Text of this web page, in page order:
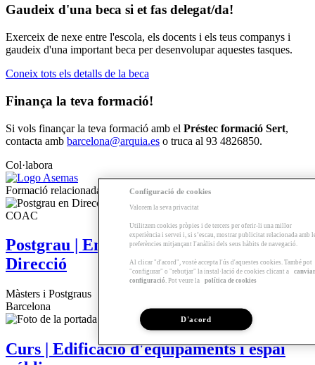
Gaudeix d'una beca si et fas delegat/da!
Exerceix de nexe entre l'escola, els docents i els teus companys i
gaudeix d'una important beca per desenvolupar aquestes tasques.
Coneix tots els detalls de la beca
Finança la teva formació!
Si vols finançar la teva formació amb el Préstec formació Sert,
contacta amb barcelona@arquia.es o truca al 93 4826850.
Col·labora
Formació relacionada
Postgrau | Empreses immobiliàries.
Direcció
Màsters i Postgraus
Barcelona
Curs | Edificació d'equipaments i espai
Configuració de cookies
Valorem la seva privacitat
Utilitzem cookies pròpies i de tercers per oferir-li una millor
experiència i servei i, si s’escau, mostrar publicitat relacionada amb
preferències mitjançant l'anàlisi dels seus hàbits de navegació.
Al clicar "d'acord", vostè accepta l'ús d'aquestes cookies. També pot
"configurar" o "rebutjar" la instal·lació de cookies clicant a
canviar
configuració . Pot veure la política de cookies
D'acord